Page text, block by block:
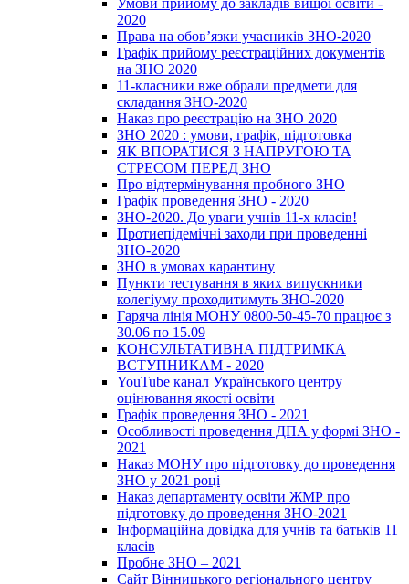
2020
Права на обов’язки учасників ЗНО-2020
Графік прийому реєстраційних документів
на ЗНО 2020
11-класники вже обрали предмети для
складання ЗНО-2020
Наказ про реєстрацію на ЗНО 2020
ЗНО 2020 : умови, графік, підготовка
ЯК ВПОРАТИСЯ З НАПРУГОЮ ТА
СТРЕСОМ ПЕРЕД ЗНО
Про відтермінування пробного ЗНО
Графік проведення ЗНО - 2020
ЗНО-2020. До уваги учнів 11-х класів!
Протиепідемічні заходи при проведенні
ЗНО-2020
ЗНО в умовах карантину
Пункти тестування в яких випускники
колегіуму проходитимуть ЗНО-2020
Гаряча лінія МОНУ 0800-50-45-70 працює з
30.06 по 15.09
КОНСУЛЬТАТИВНА ПІДТРИМКА
ВСТУПНИКАМ - 2020
YouTube канал Українського центру
оцінювання якості освіти
Графік проведення ЗНО - 2021
Особливості проведення ДПА у формі ЗНО -
2021
Наказ МОНУ про підготовку до проведення
ЗНО у 2021 році
Наказ департаменту освіти ЖМР про
підготовку до проведення ЗНО-2021
Інформаційна довідка для учнів та батьків 11
класів
Пробне ЗНО – 2021
Сайт Вінницького регіонального центру